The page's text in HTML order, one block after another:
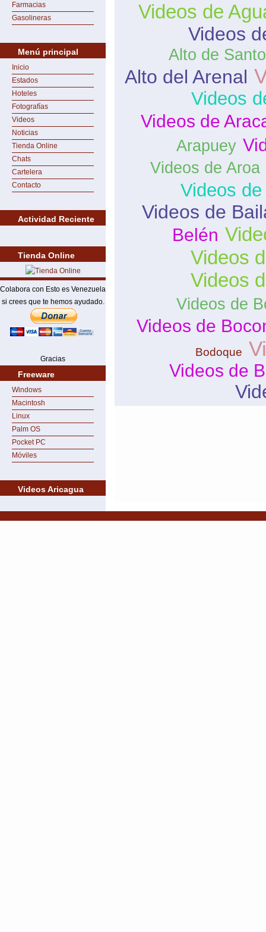
Farmacias
Gasolineras
Menú principal
Inicio
Estados
Hoteles
Fotografías
Videos
Noticias
Tienda Online
Chats
Cartelera
Contacto
Actividad Reciente
Tienda Online
Colabora con Esto es Venezuela
si crees que te hemos ayudado.
Gracias
Freeware
Windows
Macintosh
Linux
Palm OS
Pocket PC
Móviles
Videos Aricagua
Videos de
Videos
Alto de
Alto del Arenal
Videos
Videos de
Arapuey
Videos de Aroa
Videos
Videos de
Belén
Videos
Videos
Videos de
Videos de
Bodoque
Videos de